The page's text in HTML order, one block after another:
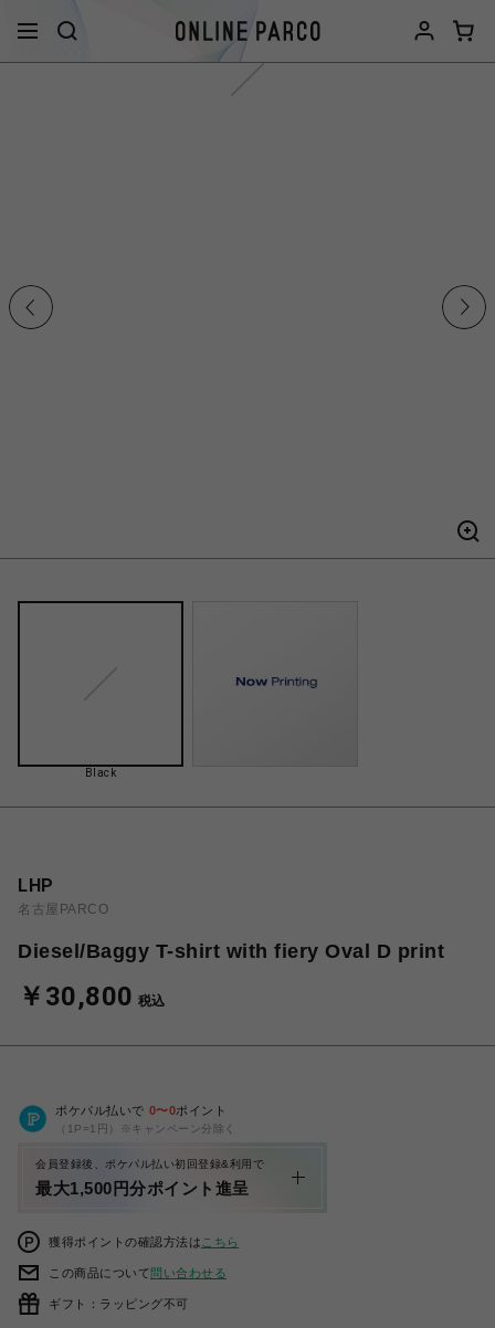
Black
LHP
名古屋PARCO
Diesel/Baggy T-shirt with fiery Oval D print
￥30,800 税込
ポケパル払いで 0〜0ポイント
（1P=1円）※キャンペーン分除く
会員登録後、ポケパル払い初回登録&利用で
最大1,500円分ポイント進呈
獲得ポイントの確認方法は こちら
この商品について問い合わせる
ギフト：ラッピング不可